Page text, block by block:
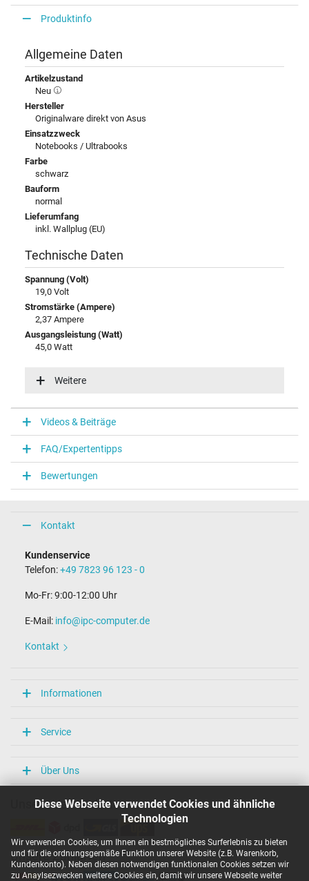
Diese Webseite verwendet Cookies und ähnliche
Technologien
Wir verwenden Cookies, um Ihnen ein bestmögliches Surferlebnis zu bieten
und für die ordnungsgemäße Funktion unserer Website (z.B. Warenkorb,
Kundenkonto). Neben diesen notwendigen funktionalen Cookies setzen wir
zu Anaylsezwecken weitere Cookies ein, damit wir unsere Webseite weiter
Produktinfo
Allgemeine Daten
Artikelzustand
Neu
Hersteller
Originalware direkt von Asus
Einsatzzweck
Notebooks / Ultrabooks
Farbe
schwarz
Bauform
normal
Lieferumfang
inkl. Wallplug (EU)
Technische Daten
Spannung (Volt)
19,0 Volt
Stromstärke (Ampere)
2,37 Ampere
Ausgangsleistung (Watt)
45,0 Watt
100-240V / 50-60Hz
Notebook Stecker
Steckertyp / -form
rund / 90° abgewinkelt
Steckerlänge (mm)
9,8 mm
4,0 mm / 1,2 mm
Länge Anschlusskabel (m) (ca.)
2.00 m
Maße
Länge / Breite / Höhe
Überlast-, kurzschluss- und überhitzungsgeschützt
CE
Kategorisierung
Netzteil
Weitere
Videos & Beiträge
FAQ/Expertentipps
Bewertungen
Kontakt
Kundenservice
Telefon:+49 7823 96 123 - 0
Mo-Fr: 9:00-12:00 Uhr
E-Mail: info@ipc-computer.de
Kontakt
Informationen
Service
Über Uns
Unsere Versandarten
Unsere Zahlarten